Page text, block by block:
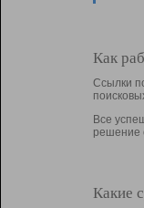
Как
Ссылки
Все
решение
Какие